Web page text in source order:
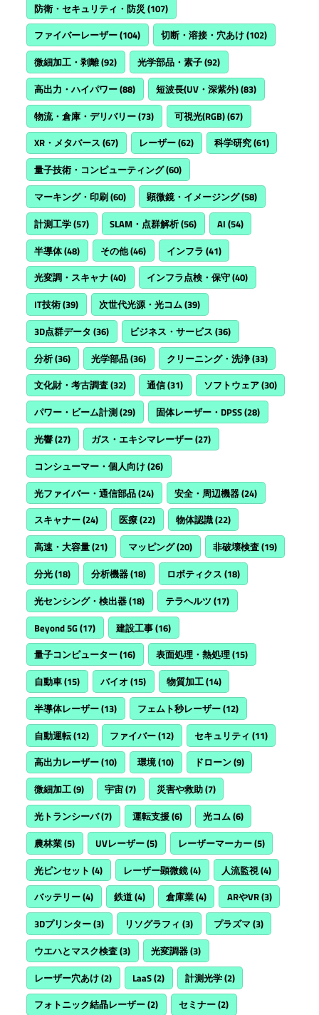
防衛・セキュリティ・防災 (107)
ファイバーレーザー(104) 切断・溶接・穴あけ(102)
微細加工・剥離(92) 光学部品・素子(92)
高出力・ハイパワー(88) 短波長(UV・深紫外)(83)
物流・倉庫・デリバリー(73) 可視光(RGB)(67)
XR・メタバース (67) レーザー(62) 科学研究(61)
量子技術・コンピューティング(60)
マーキング・印刷(60) 顕微鏡・イメージング(58)
計測工学(57) SLAM・点群解析(56) AI (54)
半導体(48) その他(46) インフラ (41)
光変調・スキャナ(40) インフラ点検・保守(40)
IT技術(39) 次世代光源・光コム(39)
3D点群データ (36) ビジネス・サービス (36)
分析(36) 光学部品(36) クリーニング・洗浄(33)
文化財・考古調査(32) 通信(31) ソフトウェア(30)
パワー・ビーム計測(29) 固体レーザー・DPSS(28)
光響(27) ガス・エキシマレーザー(27)
コンシューマー・個人向け(26)
光ファイバー・通信部品(24) 安全・周辺機器(24)
スキャナー(24) 医療(22) 物体認識(22)
高速・大容量(21) マッピング(20) 非破壊検査(19)
分光(18) 分析機器(18) ロボティクス (18)
光センシング・検出器(18) テラヘルツ (17)
Beyond 5G(17) 建設工事(16)
量子コンピューター(16) 表面処理・熱処理(15)
自動車(15) バイオ (15) 物質加工(14)
半導体レーザー(13) フェムト秒レーザー(12)
自動運転(12) ファイバー(12) セキュリティ (11)
高出力レーザー(10) 環境(10) ドローン(9)
微細加工(9) 宇宙(7) 災害や救助(7)
光トランシーバ(7) 運転支援(6) 光コム(6)
農林業(5) UVレーザー(5) レーザーマーカー(5)
光ピンセット (4) レーザー顕微鏡(4) 人流監視(4)
バッテリー(4) 鉄道(4) 倉庫業(4) ARやVR(3)
3Dプリンター(3) リソグラフィ (3) プラズマ(3)
ウエハとマスク検査(3) 光変調器(3)
レーザー穴あけ(2) LaaS(2) 計測光学(2)
フォトニック結晶レーザー(2) セミナー(2)